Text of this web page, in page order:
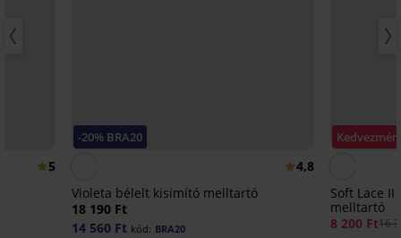
5
-20% BRA20
4,8
Violeta bélelt kisimító melltartó
18 190 Ft
14 560 Ft kód: BRA20
Soft Lace
melltartó
8 200 Ft16